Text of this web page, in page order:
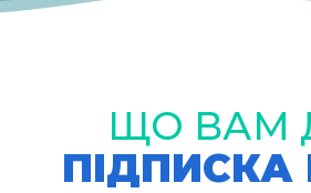
ЩО ВАМ
ПІДПИСКА